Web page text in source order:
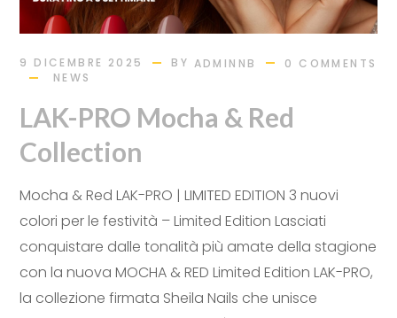
9 DICEMBRE 2025 BY ADMINNB
0 COMMENTS
NEWS
LAK-PRO Mocha & Red
Collection
Mocha & Red LAK-PRO | LIMITED EDITION 3 nuovi
colori per le festività – Limited Edition Lasciati
conquistare dalle tonalità più amate della stagione
con la nuova MOCHA & RED Limited Edition LAK-PRO,
la collezione firmata Sheila Nails che unisce